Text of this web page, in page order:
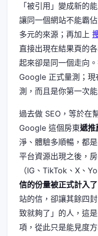
「被引用」變成新的
讓同一個網站不能霸
多元的來源；再加上
直接出現在結果頁的
起來卻是同一個走向
Google 正式量測；現
測，而且是你第一次
過去做 SEO，等於在
Google 這個房東遞推
淨、體驗多順暢，都
平台資源出現之後，
（IG、TikTok、X、
信的份量被正式計入了
站的信，卻讓其餘四
致就夠了」的人，這
項，從此只是能見度